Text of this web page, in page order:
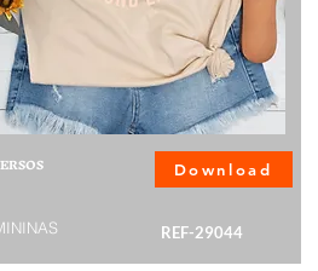
Download
REF-29044